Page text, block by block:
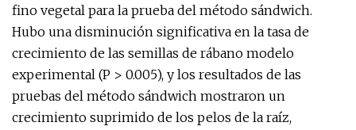
fino vegetal para la prueba del método sándwich.
Hubo una disminución significativa en la tasa de
crecimiento de las semillas de rábano modelo
experimental (P > 0.005), y los resultados de las
pruebas del método sándwich mostraron un
crecimiento suprimido de los pelos de la raíz,